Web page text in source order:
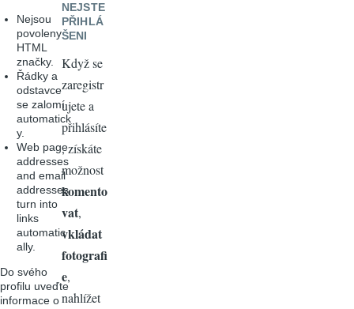
Nejsou
povoleny
HTML
značky.
Řádky a
odstavce
se zalomí
automatick
y.
Web page
addresses
and email
addresses
turn into
links
automatic
ally.
Do svého
profilu uveďte
informace o
NEJSTE
PŘIHLÁ
ŠENI
Když se
zaregistr
ujete a
přihlásíte
, získáte
možnost
komento
vat,
vkládat
fotografi
e,
nahlížet